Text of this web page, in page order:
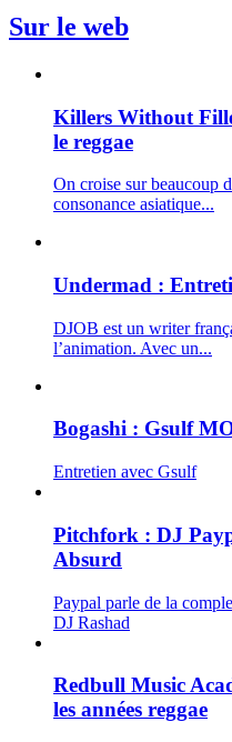
Sur le web
Killers Without
le reggae
On croise sur beaucoup
consonance asiatique...
Undermad :
DJOB est un writer
l’animation. Avec un...
Bogashi : Gsulf
Entretien avec Gsulf
Pitchfork : DJ
Absurd
Paypal parle de la
DJ Rashad
Redbull Music
les années reggae